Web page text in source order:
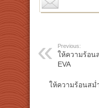
Previous:
ให้ความร้อน
EVA
ให้ความร้อนสม่